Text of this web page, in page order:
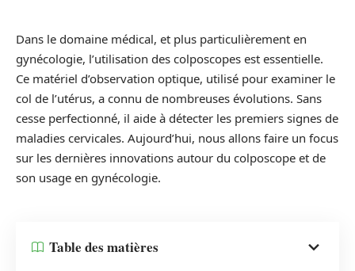
Dans le domaine médical, et plus particulièrement en
gynécologie, l’utilisation des colposcopes est essentielle.
Ce matériel d’observation optique, utilisé pour examiner le
col de l’utérus, a connu de nombreuses évolutions. Sans
cesse perfectionné, il aide à détecter les premiers signes de
maladies cervicales. Aujourd’hui, nous allons faire un focus
sur les dernières innovations autour du colposcope et de
son usage en gynécologie.
Table des matières